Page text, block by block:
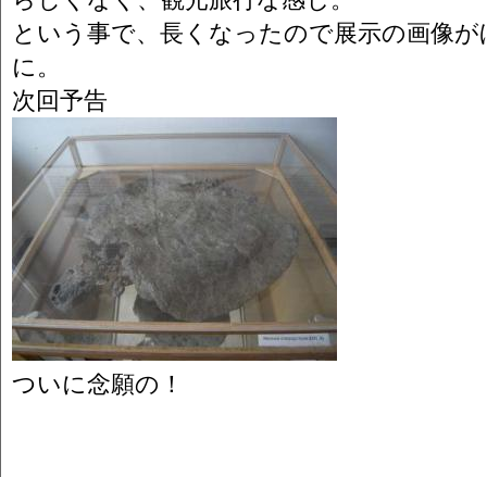
という事で、長くなったので展示の画像
に。
次回予告
ついに念願の！